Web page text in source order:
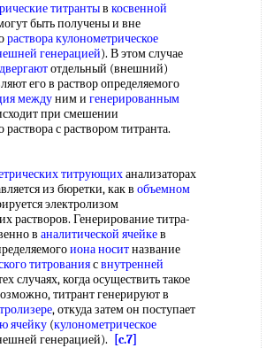
титрантыв косвенной
быть получены и вне
раствора кулонометрическое
генерацией). В этом случае
отдельный (внешний)
его в раствор определяемого
междуним и генерированным
при смешении
с раствором титранта.
титрующиханализаторах
из бюретки, как в объемном
электролизом
растворов. Генерирование титра-
в аналитической ячейкев
иона носитназвание
титрованиясвнутренней
случаях, когда осуществить такое
титрант генерируют в
, откуда затем он поступает
ячейку (кулонометрическое
генерацией).
[c.7]